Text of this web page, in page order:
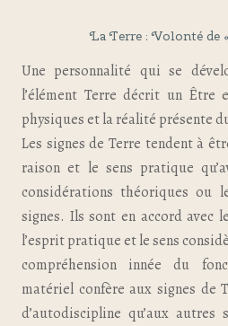
La Terre : Volonté de
Une personnalité qui se
l’élément Terre décrit un Être
physiques et la réalité présente
Les signes de Terre tendent à
raison et le sens pratique
considérations théoriques ou
signes. Ils sont en accord avec
l’esprit pratique et le sens
compréhension innée du
matériel confère aux signes de
d’autodiscipline qu’aux